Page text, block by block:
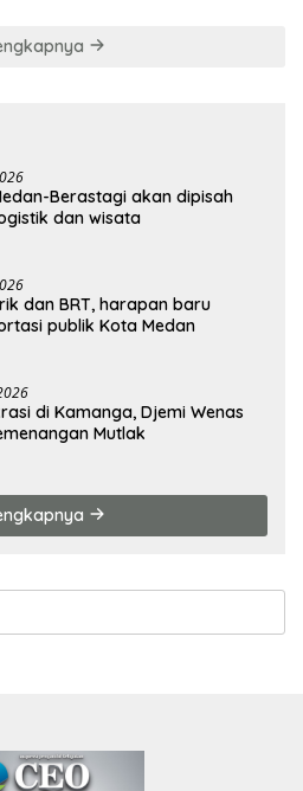
Berastagi akan dipisah
dan wisata
dan BRT, harapan baru
publik Kota Medan
di Kamanga, Djemi Wenas
Mutlak